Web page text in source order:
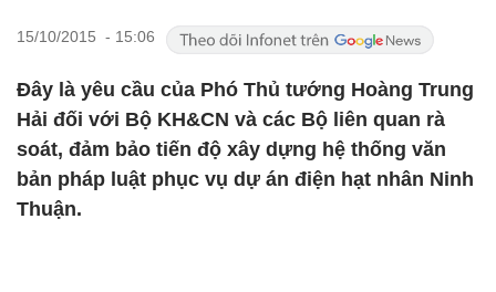
15/10/2015 - 15:06
Đây là yêu cầu của Phó Thủ tướng Hoàng Trung
Hải đối với Bộ KH&CN và các Bộ liên quan rà
soát, đảm bảo tiến độ xây dựng hệ thống văn
bản pháp luật phục vụ dự án điện hạt nhân Ninh
Thuận.